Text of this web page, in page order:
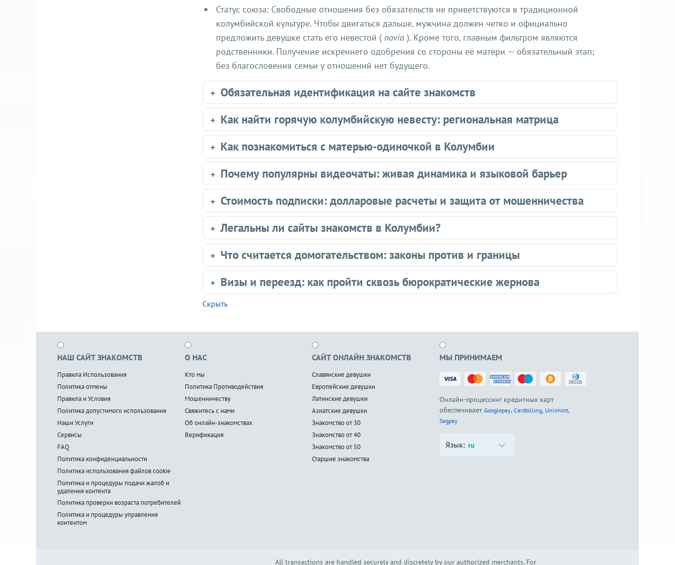
Статус союза: Свободные отношения без обязательств не приветствуются в традиционной
колумбийской культуре. Чтобы двигаться дальше, мужчина должен четко и официально
предложить девушке стать его невестой ( novia). Кроме того, главным фильтром являются
родственники. Получение искреннего одобрения со стороны её матери — обязательный этап;
без благословения семьи у отношений нет будущего.
Обязательная идентификация на сайте знакомств
Как найти горячую колумбийскую невесту: региональная матрица
Как познакомиться с матерью-одиночкой в Колумбии
Почему популярны видеочаты: живая динамика и языковой барьер
Стоимость подписки: долларовые расчеты и защита от мошенничества
Легальны ли сайты знакомств в Колумбии?
Что считается домогательством: законы против и границы
Визы и переезд: как пройти сквозь бюрократические жернова
Скрыть
НАШ САЙТ ЗНАКОМСТВ
Правила Использования
Политика отмены
Правила и Условия
Политика допустимого использования
Наши Услуги
Сервисы
FAQ
Политика конфиденциальности
Политика использования файлов cookie
Политика и процедуры подачи жалоб и
удаления контента
Политика проверки возраста потребителей
Политика и процедуры управления
контентом
О НАС
Кто мы
Политика Противодействия
Мошенничеству
Свяжитесь с нами
Об онлайн-знакомствах
Верификация
САЙТ ОНЛАЙН ЗНАКОМСТВ
Славянские девушки
Европейские девушки
Латинские девушки
Азиатские девушки
Знакомство от 30
Знакомство от 40
Знакомство от 50
Старшие знакомства
МЫ ПРИНИМАЕМ
Онлайн-процессинг кредитных карт
обеспечивает Googlepay, Cardbilling, Unlimint,
Segpay
Язык: ru
All transactions are handled securely and discretely by our authorized merchants. For